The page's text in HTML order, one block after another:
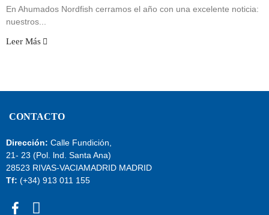
En Ahumados Nordfish cerramos el año con una excelente noticia:
nuestros...
Leer Más
CONTACTO
Dirección: Calle Fundición,
21- 23 (Pol. lnd. Santa Ana)
28523 RIVAS-VACIAMADRID MADRID
Tf: (+34) 913 011 155